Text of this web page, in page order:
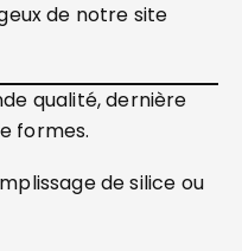
de notre site
qualité, dernière
formes.
de silice ou